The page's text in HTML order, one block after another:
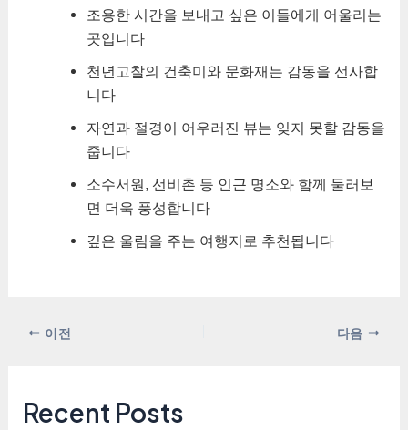
조용한 시간을 보내고 싶은 이들에게 어울리는
곳입니다
천년고찰의 건축미와 문화재는 감동을 선사합
니다
자연과 절경이 어우러진 뷰는 잊지 못할 감동을
줍니다
소수서원, 선비촌 등 인근 명소와 함께 둘러보
면 더욱 풍성합니다
깊은 울림을 주는 여행지로 추천됩니다
이전 다음
Recent Posts